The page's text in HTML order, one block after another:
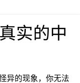
实的中
异的现象，你无法